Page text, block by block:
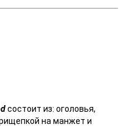
состоит из: оголовья,
на манжет и